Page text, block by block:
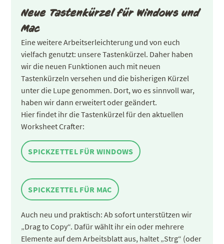
Neue Tastenkürzel für Windows und
Mac
Eine weitere Arbeitserleichterung und von euch
vielfach genutzt: unsere Tastenkürzel. Daher haben
wir die neuen Funktionen auch mit neuen
Tastenkürzeln versehen und die bisherigen Kürzel
unter die Lupe genommen. Dort, wo es sinnvoll war,
haben wir dann erweitert oder geändert.
Hier findet ihr die Tastenkürzel für den aktuellen
Worksheet Crafter:
SPICKZETTEL FÜR WINDOWS
SPICKZETTEL FÜR MAC
Auch neu und praktisch: Ab sofort unterstützen wir
„Drag to Copy“. Dafür wählt ihr ein oder mehrere
Elemente auf dem Arbeitsblatt aus, haltet „Strg“ (oder